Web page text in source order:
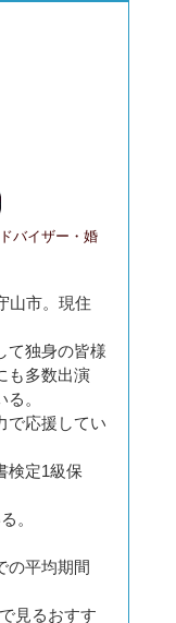
バイザー・婚
山市。現住
て独身の皆様
も多数出演
。
で応援してい
検定1級保
。
の平均期間
見るおすす